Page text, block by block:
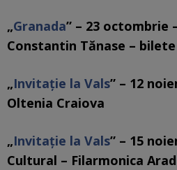
„Granada” – 23 octombrie
Constantin Tănase –
„Invitaţie la Vals” – 12
Oltenia Craiova
„Invitaţie la Vals” – 15
Cultural – Filarmonica Arad